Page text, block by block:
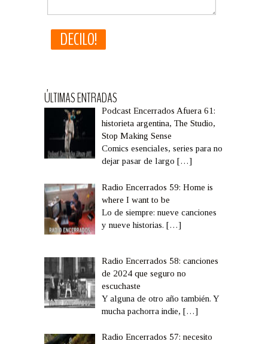
ÚLTIMAS ENTRADAS
Podcast Encerrados Afuera 61:
historieta argentina, The Studio,
Stop Making Sense
Comics esenciales, series para no
dejar pasar de largo[…]
Radio Encerrados 59: Home is
where I want to be
Lo de siempre: nueve canciones
y nueve historias.[…]
Radio Encerrados 58: canciones
de 2024 que seguro no
escuchaste
Y alguna de otro año también. Y
mucha pachorra indie,[…]
Radio Encerrados 57: necesito